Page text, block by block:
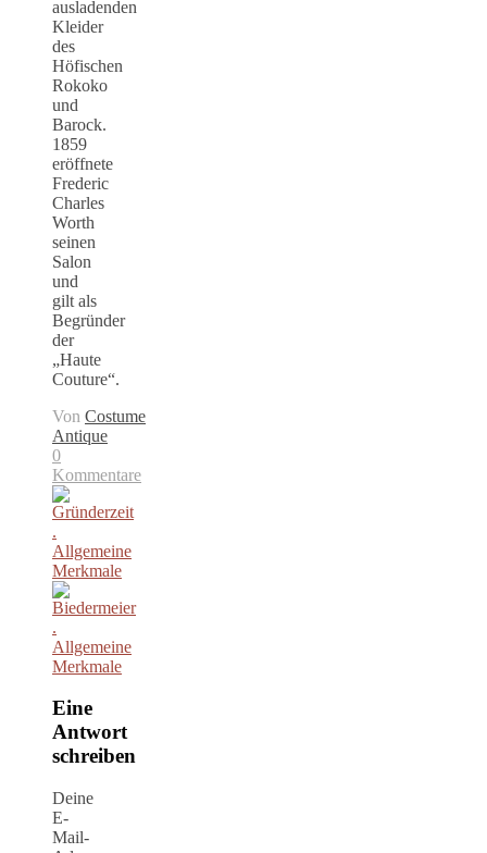
ausladenden
Kleider
des
Höfischen
Rokoko
und
Barock.
1859
eröffnete
Frederic
Charles
Worth
seinen
Salon
und
gilt als
Begründer
der
„Haute
Couture“.
Von Costume
Antique
0
Kommentare
Eine
Antwort
schreiben
Deine
E-
Mail-